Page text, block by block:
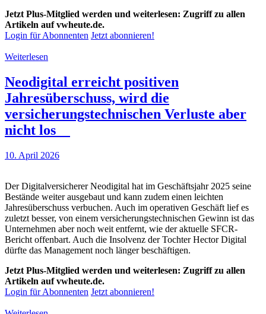
Jetzt Plus-Mitglied werden und weiterlesen: Zugriff zu allen
Artikeln auf vwheute.de.
Login für Abonnenten Jetzt abonnieren!
Weiterlesen
Neodigital erreicht positiven
Jahresüberschuss, wird die
versicherungstechnischen Verluste aber
nicht los
10. April 2026
Der Digitalversicherer Neodigital hat im Geschäftsjahr 2025 seine
Bestände weiter ausgebaut und kann zudem einen leichten
Jahresüberschuss verbuchen. Auch im operativen Geschäft lief es
zuletzt besser, von einem versicherungstechnischen Gewinn ist das
Unternehmen aber noch weit entfernt, wie der aktuelle SFCR-
Bericht offenbart. Auch die Insolvenz der Tochter Hector Digital
dürfte das Management noch länger beschäftigen.
Jetzt Plus-Mitglied werden und weiterlesen: Zugriff zu allen
Artikeln auf vwheute.de.
Login für Abonnenten Jetzt abonnieren!